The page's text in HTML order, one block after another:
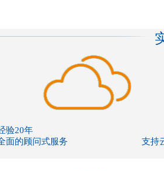
验20年
面的顾问式服务
支持